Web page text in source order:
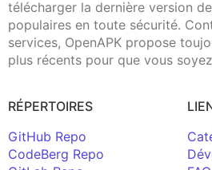
télécharger la dernière version
populaires en toute sécurité.
services, OpenAPK propose
plus récents pour que vous
RÉPERTOIRES
GitHub Repo
CodeBerg Repo